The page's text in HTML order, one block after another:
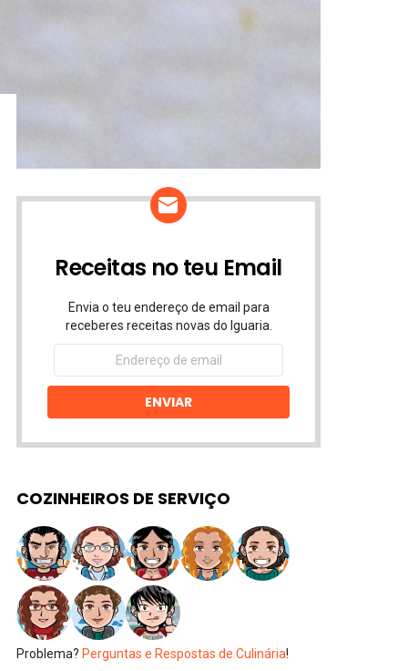
Receitas no teu Email
Envia o teu endereço de email para
receberes receitas novas do Iguaria.
Endereço
email
ENVIAR
COZINHEIROS DE SERVIÇO
Problema? Perguntas e Respostas de Culinária!